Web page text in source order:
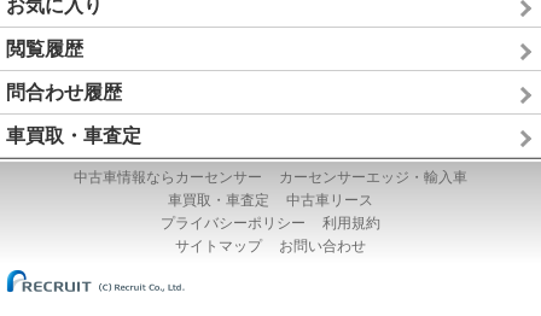
お気に入り
閲覧履歴
問合わせ履歴
車買取・車査定
中古車情報ならカーセンサー
カーセンサーエッジ・輸入車
車買取・車査定
中古車リース
プライバシーポリシー
利用規約
サイトマップ
お問い合わせ